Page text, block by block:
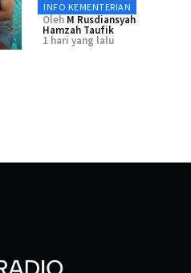
INFO KEMENTERIAN
Oleh M Rusdiansyah
Hamzah Taufik
1 hari yang lalu